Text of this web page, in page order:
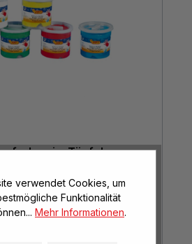
im Töpfchen
125 ml Töpfchen
€ 12,40*
verwendet Cookies, um
Funktionalität
Mehr Informationen.